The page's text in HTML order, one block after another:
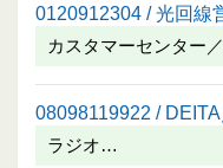
0120912304 / 光回線
カスタマーセンター
08098119922 /
ラジオ…